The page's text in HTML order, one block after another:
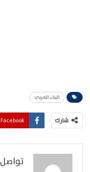
البناء العربي
شارك Facebook
تواصل 24